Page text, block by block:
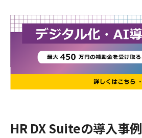
HR DX Suiteの導入事例